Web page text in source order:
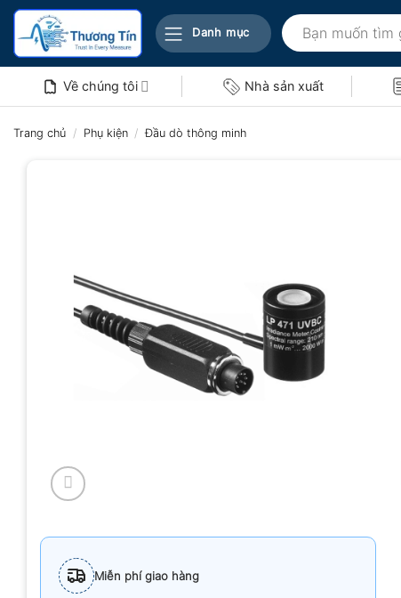
Bỏ
nội
Danh mục
Tìm
kiếm:
Về chúng tôi Nhà sản xuất
Trang chủ / Phụ kiện / Đầu dò thông minh
Miễn phí giao hàng